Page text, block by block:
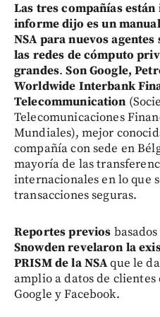
Las tres compañías
informe dijo es un
NSA para nuevos agentes
las redes de cómputo
grandes.Son Google,
Worldwide Interbank
Telecommunication
Telecomunicaciones
Mundiales), mejor
compañía con sede en
mayoría de las
internacionales en lo que
transacciones seguras.
Reportes previos
Snowden revelaron la
PRISM de la NSAque le
amplio a datos de clientes
Google y Facebook.